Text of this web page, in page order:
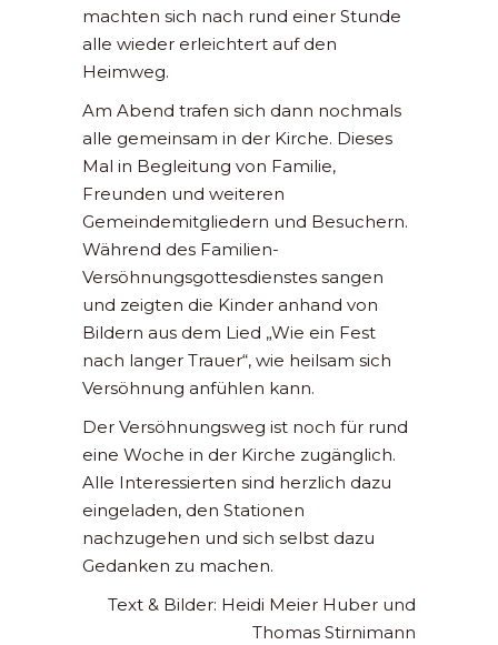
machten sich nach rund einer Stunde
alle wieder erleichtert auf den
Heimweg.
Am Abend trafen sich dann nochmals
alle gemeinsam in der Kirche. Dieses
Mal in Begleitung von Familie,
Freunden und weiteren
Gemeindemitgliedern und Besuchern.
Während des Familien-
Versöhnungsgottesdienstes sangen
und zeigten die Kinder anhand von
Bildern aus dem Lied „Wie ein Fest
nach langer Trauer“, wie heilsam sich
Versöhnung anfühlen kann.
Der Versöhnungsweg ist noch für rund
eine Woche in der Kirche zugänglich.
Alle Interessierten sind herzlich dazu
eingeladen, den Stationen
nachzugehen und sich selbst dazu
Gedanken zu machen.
Text & Bilder: Heidi Meier Huber und
Thomas Stirnimann